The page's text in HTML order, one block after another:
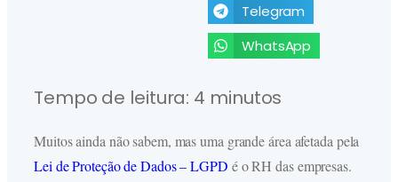
Telegram
WhatsApp
Tempo de leitura: 4 minutos
Muitos ainda não sabem, mas uma grande área afetada pela
Lei de Proteção de Dados – LGPD é o RH das empresas.